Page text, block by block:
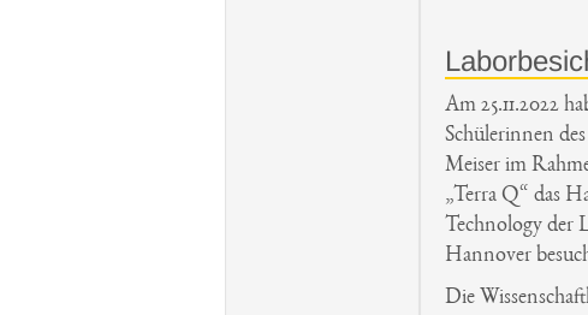
Am 25.11.2022
Schülerinnen
Meiser im
„Terra Q“ das
Technology der
Hannover
Die